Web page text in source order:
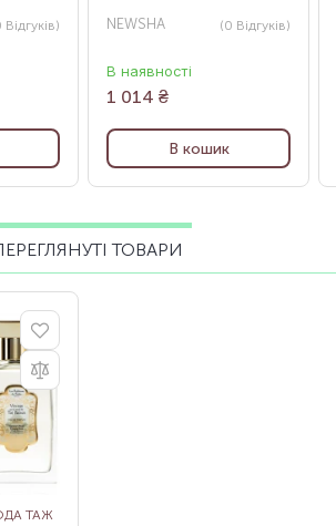
Відгуків) NEWSHA (0 Відгуків)
В наявності
1 014 ₴
В кошик
ТОВАРИ
ТАЖ